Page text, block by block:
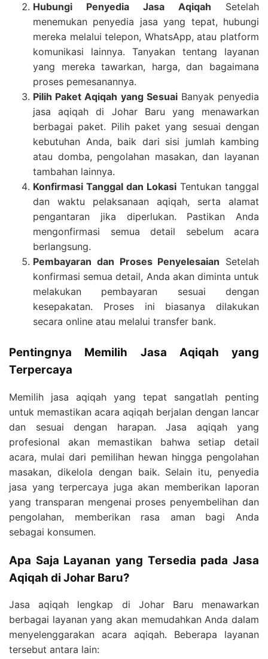
Hubungi Penyedia Jasa Aqiqah Setelah
menemukan penyedia jasa yang tepat, hubungi
mereka melalui telepon, WhatsApp, atau platform
komunikasi lainnya. Tanyakan tentang layanan
yang mereka tawarkan, harga, dan bagaimana
proses pemesanannya.
Pilih Paket Aqiqah yang SesuaiBanyak penyedia
jasa aqiqah di Johar Baru yang menawarkan
berbagai paket. Pilih paket yang sesuai dengan
kebutuhan Anda, baik dari sisi jumlah kambing
atau domba, pengolahan masakan, dan layanan
tambahan lainnya.
Konfirmasi Tanggal dan Lokasi Tentukan tanggal
dan waktu pelaksanaan aqiqah, serta alamat
pengantaran jika diperlukan. Pastikan Anda
mengonfirmasi semua detail sebelum acara
berlangsung.
Pembayaran dan Proses Penyelesaian Setelah
konfirmasi semua detail, Anda akan diminta untuk
melakukan pembayaran sesuai dengan
kesepakatan. Proses ini biasanya dilakukan
secara online atau melalui transfer bank.
Pentingnya Memilih Jasa Aqiqah yang
Terpercaya
Memilih jasa aqiqah yang tepat sangatlah penting
untuk memastikan acara aqiqah berjalan dengan lancar
dan sesuai dengan harapan. Jasa aqiqah yang
profesional akan memastikan bahwa setiap detail
acara, mulai dari pemilihan hewan hingga pengolahan
masakan, dikelola dengan baik. Selain itu, penyedia
jasa yang terpercaya juga akan memberikan laporan
yang transparan mengenai proses penyembelihan dan
pengolahan, memberikan rasa aman bagi Anda
sebagai konsumen.
Apa Saja Layanan yang Tersedia pada Jasa
Aqiqah di Johar Baru?
Jasa aqiqah lengkap di Johar Baru menawarkan
berbagai layanan yang akan memudahkan Anda dalam
menyelenggarakan acara aqiqah. Beberapa layanan
tersebut antara lain: